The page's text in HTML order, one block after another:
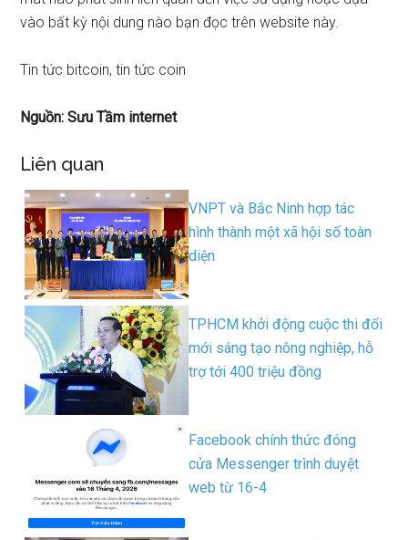
vào bất kỳ nội dung nào bạn đọc trên website này.
Tin tức bitcoin, tin tức coin
Nguồn: Sưu Tầm internet
Liên quan
VNPT và Bắc Ninh hợp tác
hình thành một xã hội số toàn
diện
TPHCM khởi động cuộc thi đổi
mới sáng tạo nông nghiệp, hỗ
trợ tới 400 triệu đồng
Facebook chính thức đóng
cửa Messenger trình duyệt
web từ 16-4